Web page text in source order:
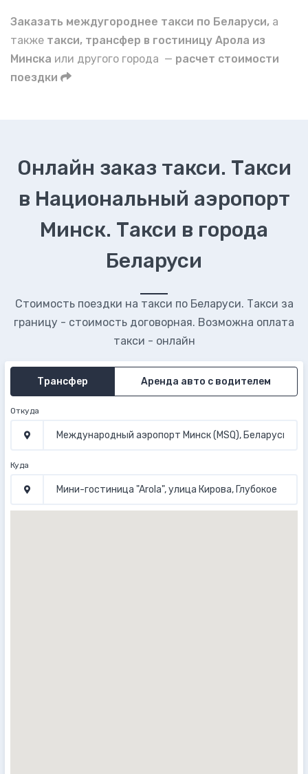
Заказать междугороднее такси по Беларуси, а
также такси, трансфер в гостиницу Арола из
Минска или другого города — расчет стоимости
поездки
Онлайн заказ такси. Такси
в Национальный аэропорт
Минск. Такси в города
Беларуси
Стоимость поездки на такси по Беларуси. Такси за
границу - стоимость договорная. Возможна оплата
такси - онлайн
Трансфер Аренда авто с водителем
Откуда
Куда